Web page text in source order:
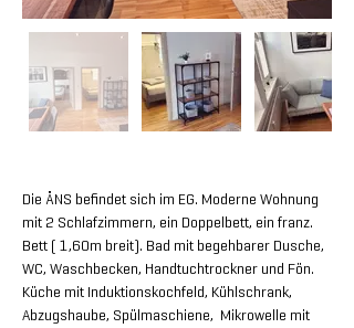
Die ÄNS befindet sich im EG. Moderne Wohnung
mit 2 Schlafzimmern, ein Doppelbett, ein franz.
Bett ( 1,60m breit). Bad mit begehbarer Dusche,
WC, Waschbecken, Handtuchtrockner und Fön.
Küche mit Induktionskochfeld, Kühlschrank,
Abzugshaube, Spülmaschiene,  Mikrowelle mit